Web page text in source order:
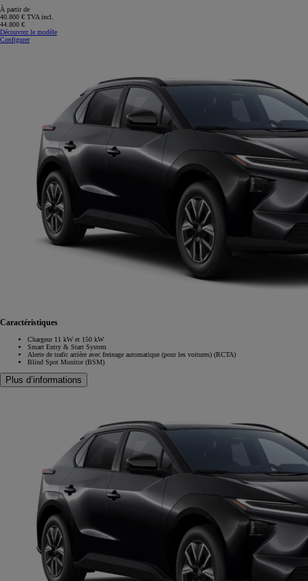
À partir de
40.800 € TVA incl.
44.800 €
Découvrez le modèle
Configurer
Caractéristiques
Chargeur 11 kW et 150 kW
Smart Entry & Start System
Alerte de trafic arrière avec freinage automatique (pour les voitures) (RCTA)
Blind Spot Monitor (BSM)
Plus d’informations